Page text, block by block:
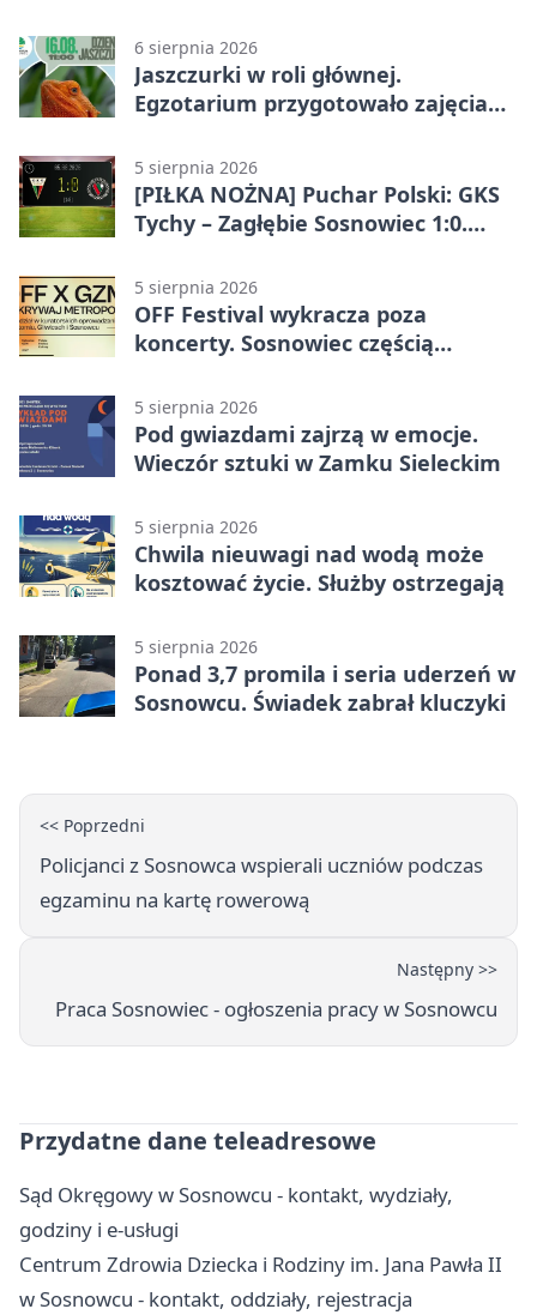
6 sierpnia 2026
Jaszczurki w roli głównej.
Egzotarium przygotowało zajęcia
5 sierpnia 2026
[PIŁKA NOŻNA] Puchar Polski: GKS
Tychy – Zagłębie Sosnowiec 1:0.
przed przerwą
5 sierpnia 2026
OFF Festival wykracza poza
koncerty. Sosnowiec częścią
5 sierpnia 2026
Pod gwiazdami zajrzą w emocje.
Wieczór sztuki w Zamku Sieleckim
5 sierpnia 2026
Chwila nieuwagi nad wodą może
kosztować życie. Służby ostrzegają
5 sierpnia 2026
Ponad 3,7 promila i seria uderzeń w
Sosnowcu. Świadek zabrał kluczyki
<< Poprzedni
Policjanci z Sosnowca wspierali uczniów podczas
egzaminu na kartę rowerową
Następny >>
Praca Sosnowiec - ogłoszenia pracy w Sosnowcu
Przydatne dane teleadresowe
Sąd Okręgowy w Sosnowcu - kontakt, wydziały,
godziny i e-usługi
Centrum Zdrowia Dziecka i Rodziny im. Jana Pawła II
w Sosnowcu - kontakt, oddziały, rejestracja